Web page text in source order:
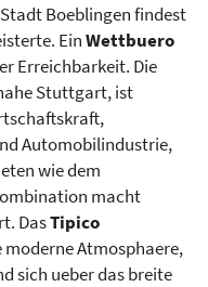
Boeblingen findest
EinWettbuero
Erreichbarkeit. Die
Stuttgart, ist
Automobilindustrie,
wie dem
macht
DasTipico
Atmosphaere,
sich ueber das breite